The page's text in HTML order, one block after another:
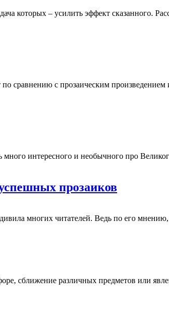
которых – усилить эффект сказанного.
сравнению с прозаическим
интересного и необычного про
прозаиков
многих читателей. Ведь по его мнению,
сближение различных предметов или